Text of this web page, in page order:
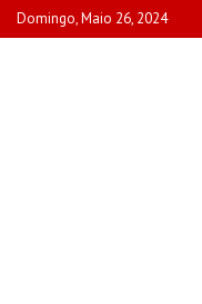
Skip
to
Domingo, Maio 26, 2024